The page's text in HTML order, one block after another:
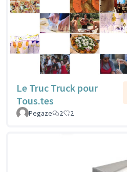
Le Truc Truck pour
Tous.tes
Pegaze
2 2